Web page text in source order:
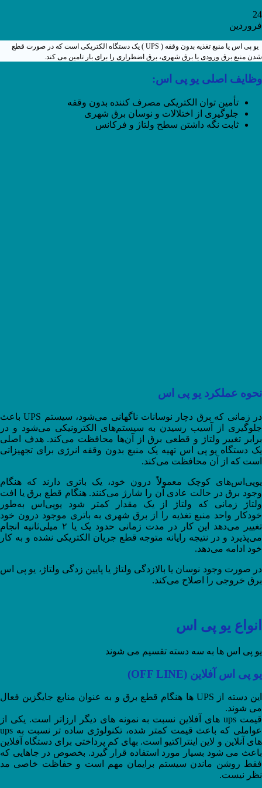
24
فروردین
یو پی اس یا منبع تغذیه بدون وقفه ( UPS ) یک دستگاه الکتریکی است که در صورت قطع
شدن منبع برق ورودی یا برق شهری، برق اضطراری را برای بار تامین می کند.
وظایف اصلی یو پی اس:
تأمین توان الکتریکی مصرف کننده بدون وقفه
جلوگیری از اختلالات و نوسان برق شهری
ثابت نگه داشتن سطح ولتاژ و فرکانس
نحوه عملکرد یو پی اس
در زمانی که برق دچار نوسانات ناگهانی می‌شود، سیستم UPS باعث
جلوگیری از آسیب رسیدن به سیستم‌های الکترونیکی می‌شود و در
برابر تغییر ولتاژ و قطعی برق از آن‌ها محافظت می‌کند. هدف اصلی
یک دستگاه یو پی اس تهیه یک منبع بدون وقفه انرژی برای تجهیزاتی
است که از آن محافظت می‌کند.
یوپی‌اس‌های کوچک معمولاً درون خود، یک باتری دارند که هنگام
وجود برق در حالت عادی آن را شارژ می‌کنند. هنگام قطع برق یا افت
ولتاژ زمانی که ولتاژ از یک مقدار کمتر شود یوپی‌اس به‌طور
خودکار واحد منبع تغذیه را از برق شهری به باتری موجود درون خود
تغییر می‌دهد این کار در مدت زمانی حدود یک یا ۲ میلی‌ثانیه انجام
می‌پذیرد و در نتیجه رایانه متوجه قطع جریان الکتریکی نشده و به کار
خود ادامه می‌دهد.
در صورت وجود نوسان یا بالازدگی ولتاژ یا پایین زدگی ولتاژ، یو پی اس
برق خروجی را اصلاح می‌کند.
انواع یو پی اس
یو پی اس ها به سه دسته تقسیم می شوند
یو پی اس آفلاین (OFF LINE)
این دسته از UPS ها هنگام قطع برق و به عنوان منابع جایگزین فعال
می شوند.
قیمت ups های آفلاین نسبت به نمونه های دیگر ارزاتر است. یکی از
عواملی که باعث قیمت کمتر شده، تکنولوژی ساده تر نسبت به ups
های آنلاین و لاین اینتراکتیو است. بهای کم پرداختی برای دستگاه آفلاین
باعث می شود بسیار مورد استفاده قرار گیرد. بخصوص در جاهایی که
فقط روشن ماندن سیستم برایمان مهم است و حفاظت خاصی مد
نظر نیست.